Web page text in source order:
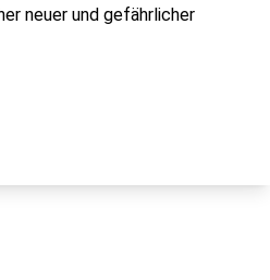
neuer und gefährlicher